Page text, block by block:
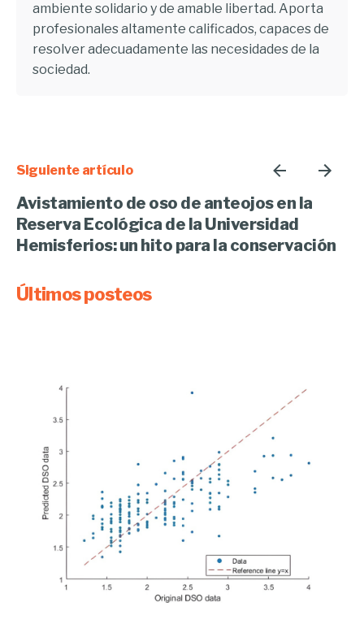
ambiente solidario y de amable libertad. Aporta
profesionales altamente calificados, capaces de
resolver adecuadamente las necesidades de la
sociedad.
Siguiente artículo
Avistamiento de oso de anteojos en la
Reserva Ecológica de la Universidad
Hemisferios: un hito para la conservación
Últimos posteos